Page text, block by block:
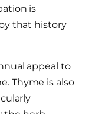
is
that history
appeal to
Thyme is also